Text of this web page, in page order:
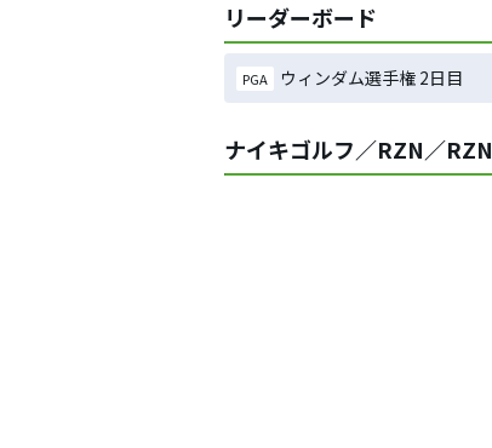
リーダーボード
PGA ウィンダム選手権 2日目
ナイキゴルフ／RZN／